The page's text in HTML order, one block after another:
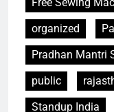
organized
Pradhan Mantri
public
Standup India